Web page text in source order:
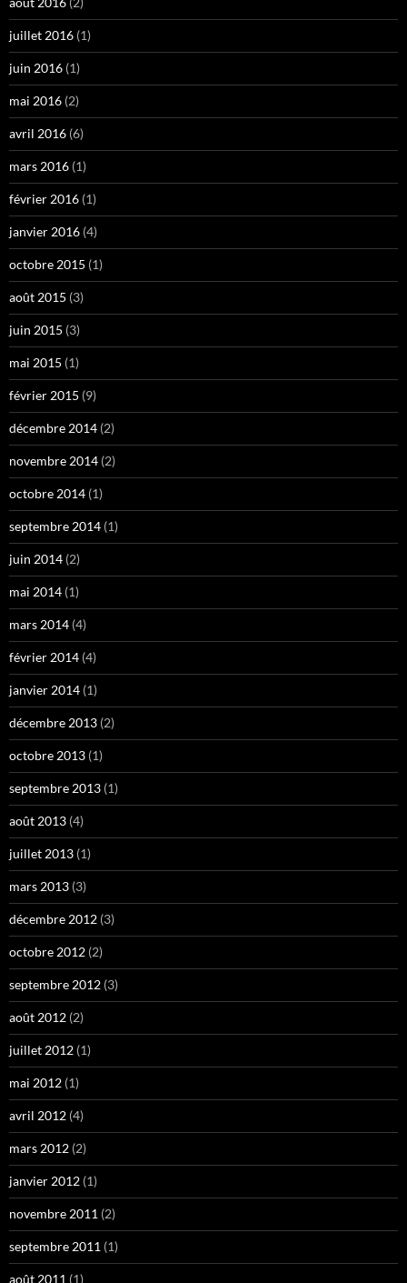
juillet 2016 (1)
juin 2016 (1)
mai 2016 (2)
avril 2016 (6)
mars 2016 (1)
février 2016 (1)
janvier 2016 (4)
octobre 2015 (1)
août 2015 (3)
juin 2015 (3)
mai 2015 (1)
février 2015 (9)
décembre 2014 (2)
novembre 2014 (2)
octobre 2014 (1)
septembre 2014 (1)
juin 2014 (2)
mai 2014 (1)
mars 2014 (4)
février 2014 (4)
janvier 2014 (1)
décembre 2013 (2)
octobre 2013 (1)
septembre 2013 (1)
août 2013 (4)
juillet 2013 (1)
mars 2013 (3)
décembre 2012 (3)
octobre 2012 (2)
septembre 2012 (3)
août 2012 (2)
juillet 2012 (1)
mai 2012 (1)
avril 2012 (4)
mars 2012 (2)
janvier 2012 (1)
novembre 2011 (2)
septembre 2011 (1)
août 2011 (1)